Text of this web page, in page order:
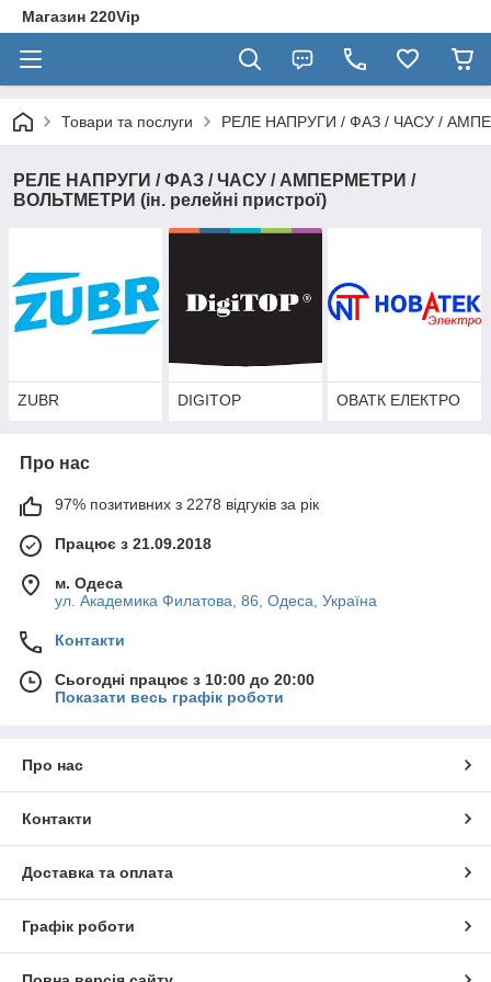
Магазин 220Vip
Товари та послуги РЕЛЕ НАПРУГИ / ФАЗ / ЧАСУ /
РЕЛЕ НАПРУГИ / ФАЗ / ЧАСУ / АМПЕРМЕТРИ /
ВОЛЬТМЕТРИ (ін. релейні пристрої)
ZUBR DIGITOP ОВАТК ЕЛЕКТРО
Про нас
97% позитивних з 2278 відгуків за рік
Працює з 21.09.2018
м. Одеса
ул. Академика Филатова, 86, Одеса, Україна
Контакти
Сьогодні працює з 10:00 до 20:00
Показати весь графік роботи
Про нас
Контакти
Доставка та оплата
Графік роботи